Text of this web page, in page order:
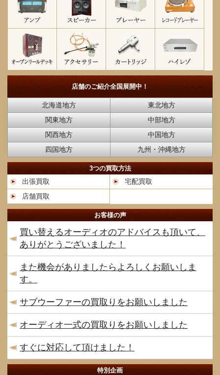
店舗のご紹介全国展開中！
北海道地方
東北地方
関東地方
中部地方
関西地方
中国地方
四国地方
九州・沖縄地方
3つの買取方法
出張買取
宅配買取
店舗買取
お客様の声
買い替えるオーディオのアドバイスも頂いて、
ありがとうございました！
また機会がありましたらよろしくお願いしま
す。
サブウーファーの買取りをお願いしました
オーディオ一式の買取りをお願いしました
すぐに対応して頂けました！
特別企画